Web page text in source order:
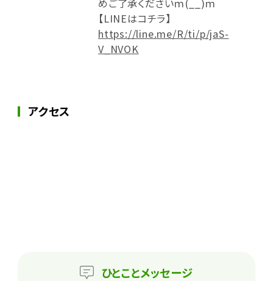
【LINEはコチラ】
https://line.me/R/ti/p/jaS-
V_NVOK
アクセス
ひとことメッセージ